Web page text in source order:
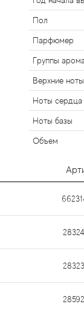
Пол
Парфюмер
Группы
Верхние ноты
Ноты сердца
Ноты базы
Объем